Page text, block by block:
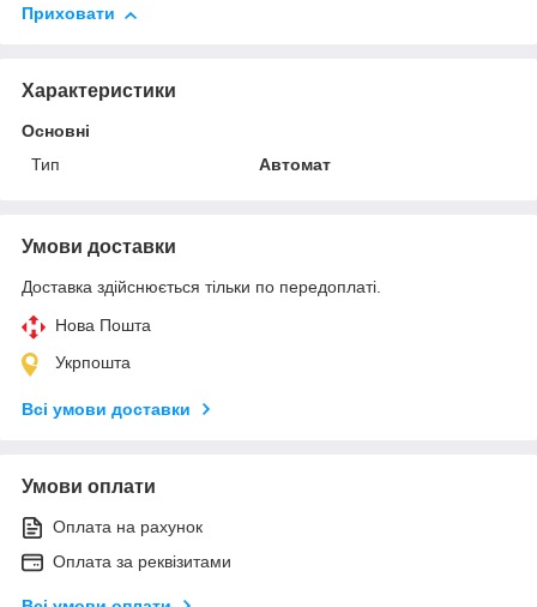
Приховати
Характеристики
Основні
Тип
Автомат
Умови доставки
Доставка здійснюється тільки по передоплаті.
Нова Пошта
Укрпошта
Всі умови доставки
Умови оплати
Оплата на рахунок
Оплата за реквізитами